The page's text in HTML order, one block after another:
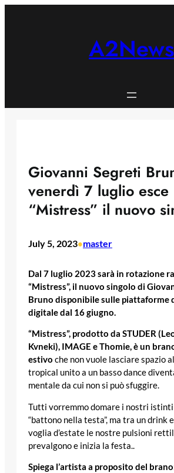
A2News
Giovanni Segreti
venerdì 7 luglio
“Mistress” il nuovo
July 5, 2023•master
Dal 7 luglio 2023 sarà in rotazione
“Mistress”, il nuovo singolo di
Bruno disponibile sulle piattaforme
digitale dal 16 giugno.
“Mistress”, prodotto da STUDER
Kvneki), IMAGE e Thomie, è un
estivo che non vuole lasciare spazio
tropical unito a un basso dance
mentale da cui non si può sfuggire.
Tutti vorremmo domare i nostri
“battono nella testa”, ma tra un drink
voglia d’estate le nostre pulsioni
prevalgono e inizia la festa..
Spiega l’artista a proposito del brano